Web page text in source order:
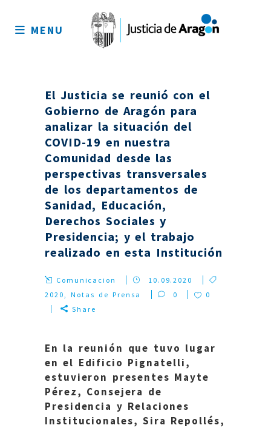
sitio
MENU
El Justicia se reunió con el
Gobierno de Aragón para
analizar la situación del
COVID-19 en nuestra
Comunidad desde las
perspectivas transversales
de los departamentos de
Sanidad, Educación,
Derechos Sociales y
Presidencia; y el trabajo
realizado en esta Institución
Comunicacion
10.09.2020
2020,Notas de Prensa 0
0
Share
En la reunión que tuvo lugar
en el Edificio Pignatelli,
estuvieron presentes Mayte
Pérez, Consejera de
Presidencia y Relaciones
Institucionales, Sira Repollés,